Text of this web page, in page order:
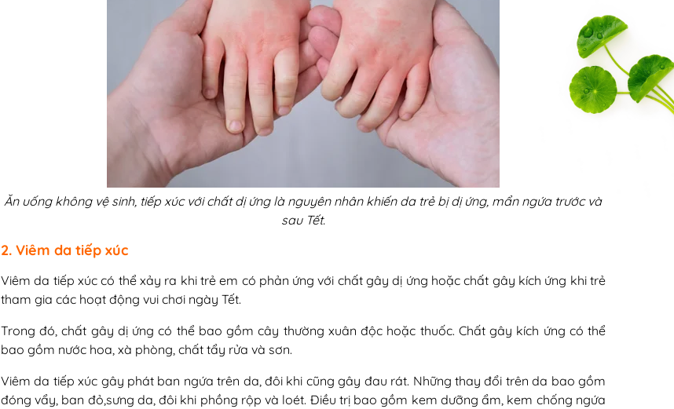
Ăn uống không vệ sinh, tiếp xúc với chất dị ứng là nguyên nhân khiến da trẻ bị dị ứng, mẩn ngứa trước và
sau Tết.
2. Viêm da tiếp xúc
Viêm da tiếp xúc có thể xảy ra khi trẻ em có phản ứng với chất gây dị ứng hoặc chất gây kích ứng khi trẻ
tham gia các hoạt động vui chơi ngày Tết.
Trong đó, chất gây dị ứng có thể bao gồm cây thường xuân độc hoặc thuốc. Chất gây kích ứng có thể
bao gồm nước hoa, xà phòng, chất tẩy rửa và sơn.
Viêm da tiếp xúc gây phát ban ngứa trên da, đôi khi cũng gây đau rát. Những thay đổi trên da bao gồm
đóng vẩy, ban đỏ,sưng da, đôi khi phồng rộp và loét. Điều trị bao gồm kem dưỡng ẩm, kem chống ngứa